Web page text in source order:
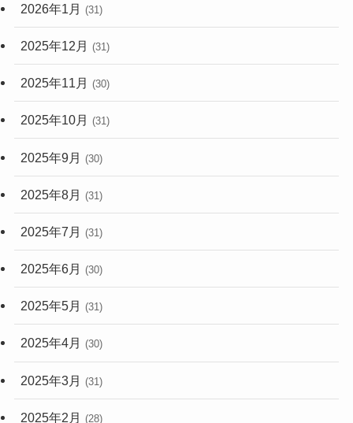
2026年1月 (31)
2025年12月 (31)
2025年11月 (30)
2025年10月 (31)
2025年9月 (30)
2025年8月 (31)
2025年7月 (31)
2025年6月 (30)
2025年5月 (31)
2025年4月 (30)
2025年3月 (31)
2025年2月 (28)